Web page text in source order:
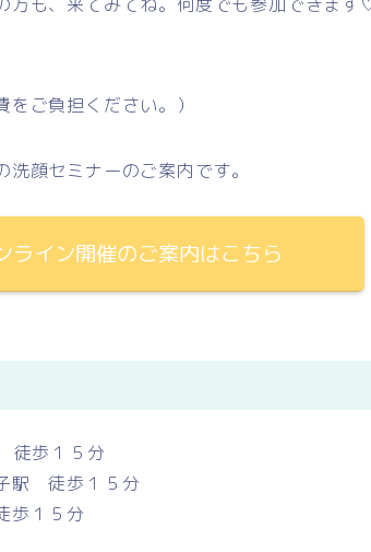
ご負担ください。）
顔セミナーのご案内です。
ライン開催のご案内はこちら
歩１５分
駅 徒歩１５分
１５分